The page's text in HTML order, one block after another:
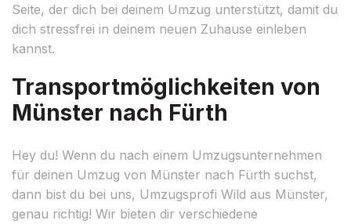
Seite, der dich bei deinem Umzug unterstützt, damit du
dich stressfrei in deinem neuen Zuhause einleben
kannst.
Transportmöglichkeiten von
Münster nach Fürth
Hey du! Wenn du nach einem Umzugsunternehmen
für deinen Umzug von Münster nach Fürth suchst,
dann bist du bei uns, Umzugsprofi Wild aus Münster,
genau richtig! Wir bieten dir verschiedene